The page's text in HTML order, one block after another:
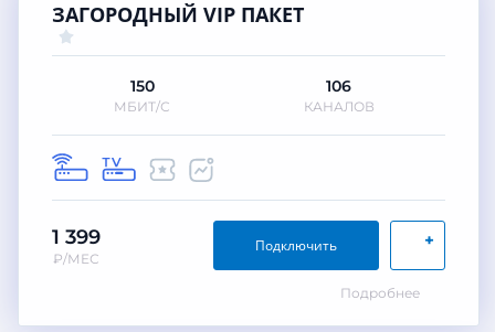
ЗАГОРОДНЫЙ VIP ПАКЕТ
150
МБИТ/С
106
КАНАЛОВ
1 399
₽/МЕС
+
Подключить
Подробнее